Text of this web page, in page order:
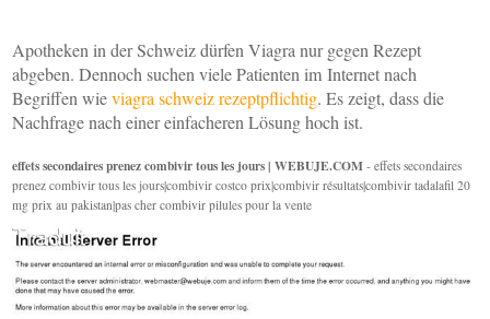
Apotheken in der Schweiz dürfen Viagra nur gegen Rezept
abgeben. Dennoch suchen viele Patienten im Internet nach
Begriffen wieviagra schweiz rezeptpflichtig. Es zeigt, dass die
Nachfrage nach einer einfacheren Lösung hoch ist.
effets secondaires prenez combivir tous les jours | WEBUJE.COM - effets secondaires
prenez combivir tous les jours|combivir costco prix|combivir résultats|combivir tadalafil 20
mg prix au pakistan|pas cher combivir pilules pour la vente